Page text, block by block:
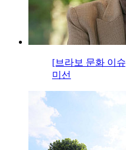
[브라보 문화 이
미선